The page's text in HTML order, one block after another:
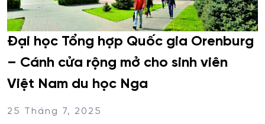
Đại học Tổng hợp Quốc gia Orenburg
– Cánh cửa rộng mở cho sinh viên
Việt Nam du học Nga
25 Tháng 7, 2025